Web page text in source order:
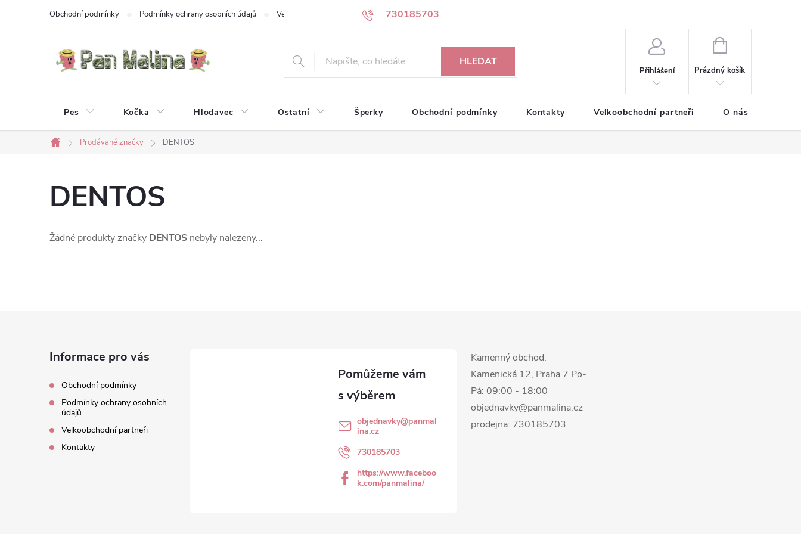
730185703
Obchodní podmínky Podmínky ochrany osobních údajů Velkoobchodní partneři Kontakty
HLEDAT
Přihlášení
NÁKUPNÍ
Prázdný košík
Pes Kočka Hlodavec Ostatní Šperky Obchodní podmínky Kontakty Velkoobchodní partneři O nás
Domů
Prodávané značky DENTOS
DENTOS
Žádné produkty značky DENTOS nebyly nalezeny...
Informace pro vás
Obchodní podmínky
Podmínky ochrany osobních
údajů
Velkoobchodní partneři
Kontakty
objednavky@panmal
ina.cz
730185703
https://www.faceboo
k.com/panmalina/
Kamenný obchod:
Kamenická 12, Praha 7 Po-
Pá: 09:00 - 18:00
objednavky@panmalina.cz
prodejna: 730185703